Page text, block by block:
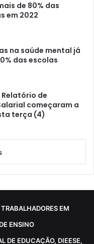
de 80% das
em 2022
na saúde mental já
das escolas
Relatório de
começaram a
terça (4)
EM
ENSINO
DE EDUCAÇÃO, DIEESE,